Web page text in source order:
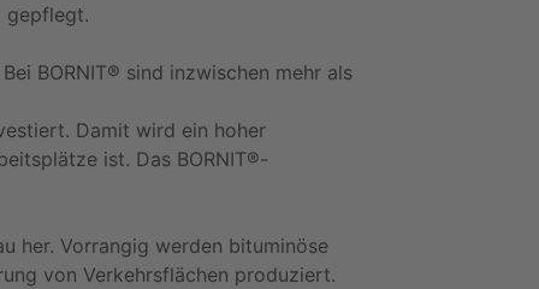
gepflegt.
BORNIT® sind inzwischen mehr als
Damit wird ein hoher
ist. Das BORNIT®-
her. Vorrangig werden bituminöse
von Verkehrsflächen produziert.